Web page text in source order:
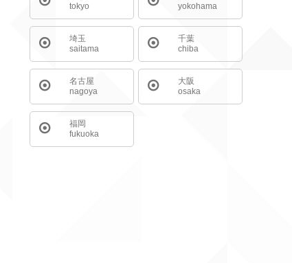
tokyo
yokohama
埼玉
saitama
千葉
chiba
名古屋
nagoya
大阪
osaka
福岡
fukuoka